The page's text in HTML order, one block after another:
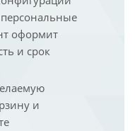
оформит
и срок
и